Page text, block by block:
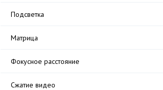
Подсветка
Матрица
Фокусное расстояние
Сжатие видео